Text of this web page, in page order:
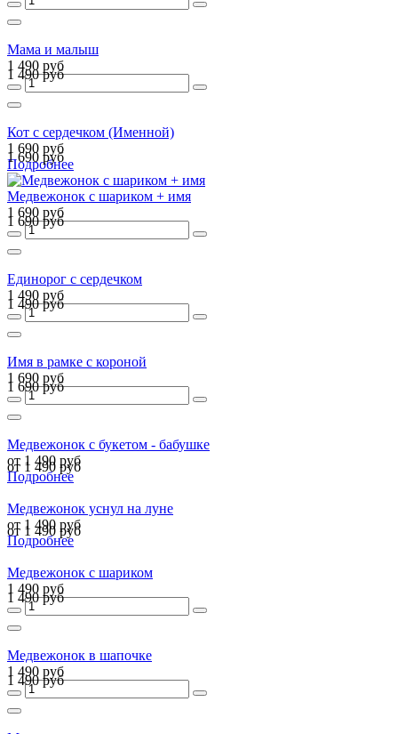
Мама и малыш
1 490 руб
1 490 руб
Кот с сердечком (Именной)
1 690 руб
1 690 руб
Подробнее
Медвежонок с шариком + имя
1 690 руб
1 690 руб
Единорог с сердечком
1 490 руб
1 490 руб
Имя в рамке с короной
1 690 руб
1 690 руб
Медвежонок с букетом - бабушке
от 1 490 руб
от 1 490 руб
Подробнее
Медвежонок уснул на луне
от 1 490 руб
от 1 490 руб
Подробнее
Медвежонок с шариком
1 490 руб
1 490 руб
Медвежонок в шапочке
1 490 руб
1 490 руб